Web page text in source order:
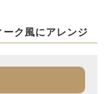
ク風にアレンジ